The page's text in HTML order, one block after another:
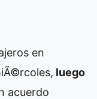
en
luego
acuerdo